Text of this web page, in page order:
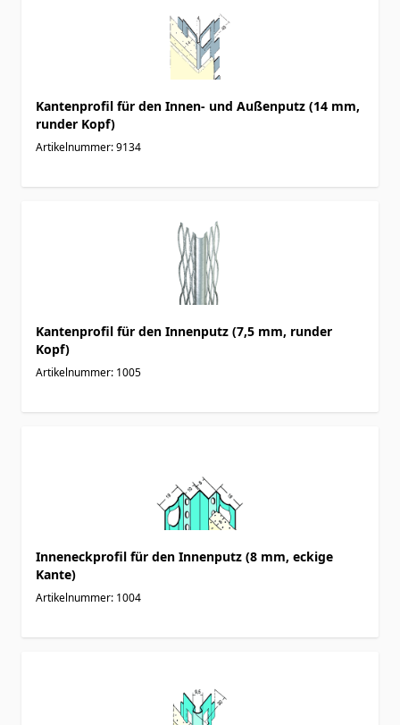
Kantenprofil für den Innen- und Außenputz (14 mm,
runder Kopf)
Artikelnummer: 9134
Kantenprofil für den Innenputz (7,5 mm, runder
Kopf)
Artikelnummer: 1005
Inneneckprofil für den Innenputz (8 mm, eckige
Kante)
Artikelnummer: 1004